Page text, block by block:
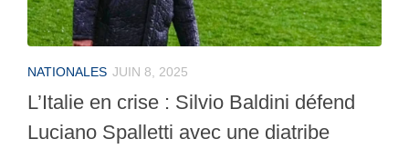
NATIONALES JUIN 8, 2025
L’Italie en crise : Silvio Baldini défend
Luciano Spalletti avec une diatribe